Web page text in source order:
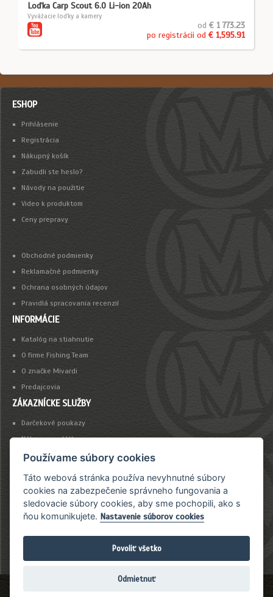
Loďka Carp Scout 6.0 Li-ion 20Ah
Vyvážacie loďky a kamery
od € 1 773.23
po registrácii od € 1,595.91
ESHOP
Prihlásenie
Registrácia
Nákupný košík
Zabudli ste heslo?
Návody na použitie
Video k produktom
Ceny prepravy
Obchodné podmienky
Reklamačné podmienky
Ochrana osobných údajov
Pravidlá spracovania recenzií
INFORMÁCIE
Katalóg na stiahnutie
O firme Fishing Team
O značke Mivardi
Predajcovia
ZÁKAZNÍCKE SLUŽBY
Darčekové poukazy
Nákup na splátky
Platba kartou
NEWSLETTER
Chcete byť vždy včas informovaný o našich novinkách a akciovej ponuke?
Používame súbory cookies
Táto webová stránka používa nevyhnutné súbory
cookies na zabezpečenie správneho fungovania a
sledovacie súbory cookies, aby sme pochopili, ako s
ňou komunikujete. Nastavenie súborov cookies
Povoliť všetko
Odmietnuť